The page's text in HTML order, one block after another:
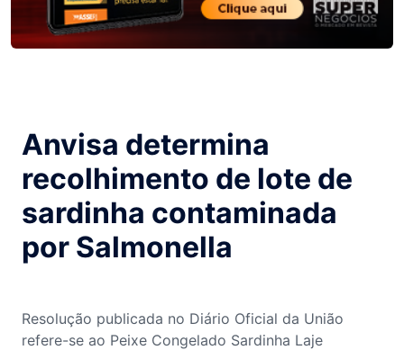
Anvisa determina
recolhimento de lote de
sardinha contaminada
por Salmonella
Resolução publicada no Diário Oficial da União
refere-se ao Peixe Congelado Sardinha Laje